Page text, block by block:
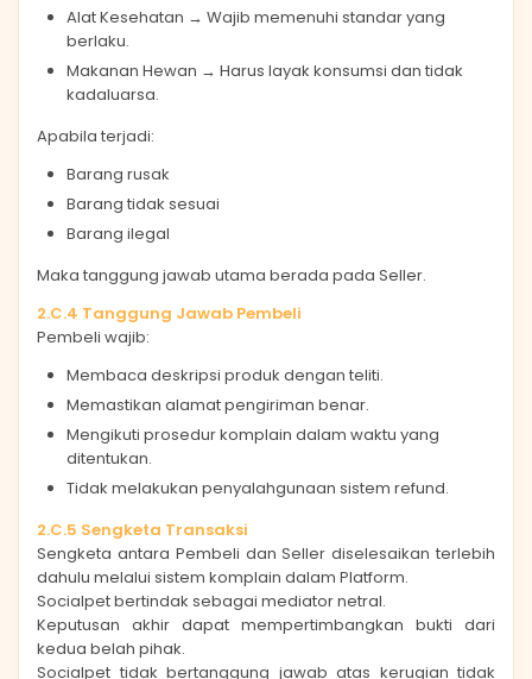
Alat Kesehatan → Wajib memenuhi standar yang
berlaku.
Makanan Hewan → Harus layak konsumsi dan tidak
kadaluarsa.
Apabila terjadi:
Barang rusak
Barang tidak sesuai
Barang ilegal
Maka tanggung jawab utama berada pada Seller.
2.C.4 Tanggung Jawab Pembeli
Pembeli wajib:
Membaca deskripsi produk dengan teliti.
Memastikan alamat pengiriman benar.
Mengikuti prosedur komplain dalam waktu yang
ditentukan.
Tidak melakukan penyalahgunaan sistem refund.
2.C.5 Sengketa Transaksi
Sengketa antara Pembeli dan Seller diselesaikan terlebih
dahulu melalui sistem komplain dalam Platform.
Socialpet bertindak sebagai mediator netral.
Keputusan akhir dapat mempertimbangkan bukti dari
kedua belah pihak.
Socialpet tidak bertanggung jawab atas kerugian tidak